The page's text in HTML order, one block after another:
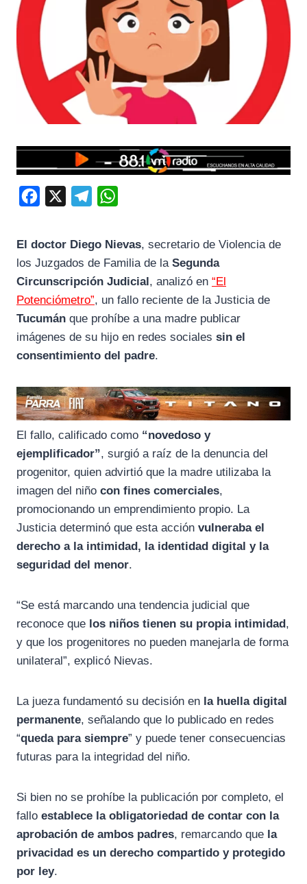
e
b
o
o
k
e
g
r
a
m
s
A
p
p
El doctor Diego Nievas, secretario de Violencia de
los Juzgados de Familia de la Segunda
Circunscripción Judicial, analizó en “El
Potenciómetro”, un fallo reciente de la Justicia de
Tucumán que prohíbe a una madre publicar
imágenes de su hijo en redes sociales sin el
consentimiento del padre.
El fallo, calificado como “novedoso y
ejemplificador”, surgió a raíz de la denuncia del
progenitor, quien advirtió que la madre utilizaba la
imagen del niño con fines comerciales,
promocionando un emprendimiento propio. La
Justicia determinó que esta acción vulneraba el
derecho a la intimidad, la identidad digital y la
seguridad del menor.
“Se está marcando una tendencia judicial que
reconoce que los niños tienen su propia intimidad,
y que los progenitores no pueden manejarla de forma
unilateral”, explicó Nievas.
La jueza fundamentó su decisión en la huella digital
permanente, señalando que lo publicado en redes
“queda para siempre” y puede tener consecuencias
futuras para la integridad del niño.
Si bien no se prohíbe la publicación por completo, el
fallo establece la obligatoriedad de contar con la
aprobación de ambos padres, remarcando que la
privacidad es un derecho compartido y protegido
por ley.